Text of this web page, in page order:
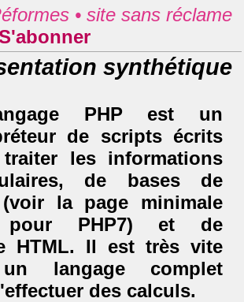
site sans réclame
•
synthétique
PHP est un
de scripts écrits
les informations
de bases de
la page minimale
PHP7) et de
HTML. Il est très vite
langage complet
des calculs.